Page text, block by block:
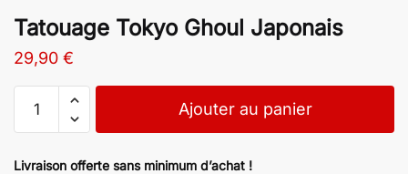
Tatouage Tokyo Ghoul Japonais
29,90 €
Ajouter au panier
Livraison offerte sans minimum d’achat !